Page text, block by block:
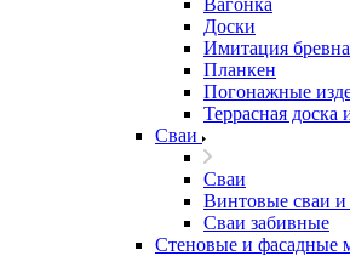
Вагонка
Доски
Имитация
Планкен
Погонажные
Террасная доска
Сваи
Сваи
Винтовые сваи
Сваи забивные
Стеновые и фасадные